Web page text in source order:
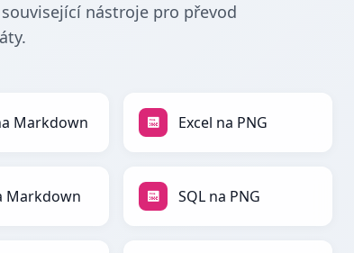
nástroje pro převod
Markdown Excel na PNG
Markdown SQL na PNG